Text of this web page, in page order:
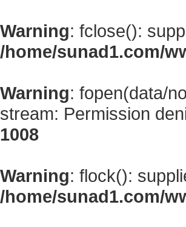
Warning: fclose():
/home/sunad1.com/
Warning: fopen(data/
stream: Permission
1008
Warning: flock():
/home/sunad1.com/